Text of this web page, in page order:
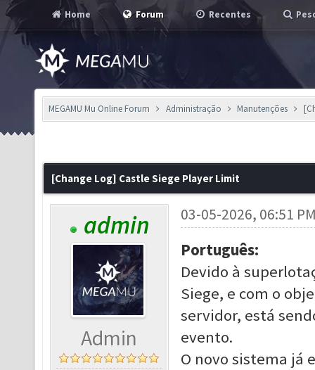
Home Forum Recentes
MEGAMU Mu Online Forum Administração Manutenções
[Change Log] Castle Siege Player Limit
admin
Admin
03-05-2026, 06:51
Português:
Devido à
Siege, e com o
servidor, está
evento.
O novo sistema já